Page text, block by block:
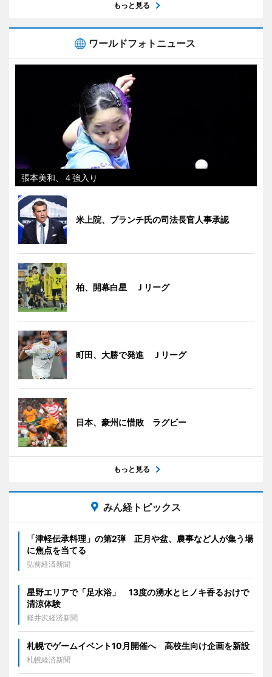
もっと見る
ワールドフォトニュース
張本美和、４強入り
米上院、ブランチ氏の司法長官人事承認
柏、開幕白星 Ｊリーグ
町田、大勝で発進 Ｊリーグ
日本、豪州に惜敗 ラグビー
もっと見る
みん経トピックス
「津軽伝承料理」の第2弾 正月や盆、農事など人が集う場
に焦点を当てる
弘前経済新聞
星野エリアで「足水浴」 13度の湧水とヒノキ香るおけで
清涼体験
軽井沢経済新聞
札幌でゲームイベント10月開催へ 高校生向け企画を新設
札幌経済新聞